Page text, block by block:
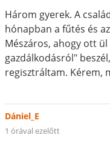
Három gyerek. A
hónapban a fűtés és
Mészáros, ahogy ott
gazdálkodásról"
regisztráltam. Kérem,
Dániel_E
1 órával ezelőtt